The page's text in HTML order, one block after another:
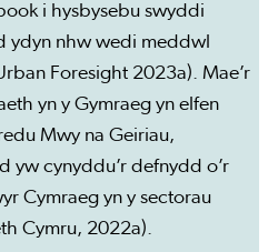
i hysbysebu swyddi
ydyn nhw wedi meddwl
Foresight 2023a). Mae’r
yn y Gymraeg yn elfen
Mwy na Geiriau,
yw cynyddu’r defnydd o’r
Cymraeg yn y sectorau
Cymru, 2022a).